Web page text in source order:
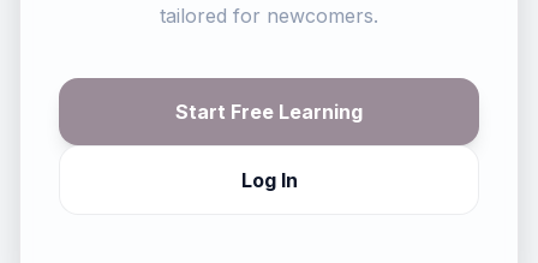
tailored for newcomers.
Start Free Learning
Log In